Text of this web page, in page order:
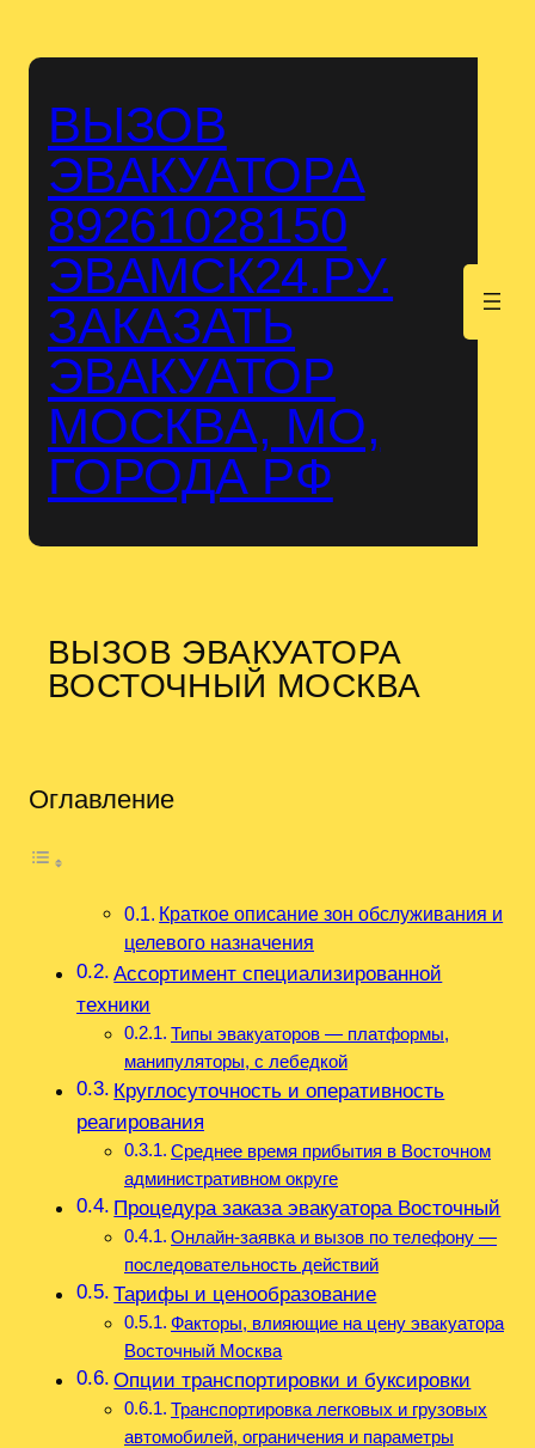
ВЫЗОВ
ЭВАКУАТОРА
89261028150
ЭВАМСК24.РУ.
ЗАКАЗАТЬ
ЭВАКУАТОР
МОСКВА, МО,
ГОРОДА РФ
ВЫЗОВ ЭВАКУАТОРА
ВОСТОЧНЫЙ МОСКВА
Оглавление
Краткое описание зон обслуживания и
целевого назначения
Ассортимент специализированной
техники
Типы эвакуаторов — платформы,
манипуляторы, с лебедкой
Круглосуточность и оперативность
реагирования
Среднее время прибытия в Восточном
административном округе
Процедура заказа эвакуатора Восточный
Онлайн-заявка и вызов по телефону —
последовательность действий
Тарифы и ценообразование
Факторы, влияющие на цену эвакуатора
Восточный Москва
Опции транспортировки и буксировки
Транспортировка легковых и грузовых
автомобилей, ограничения и параметры